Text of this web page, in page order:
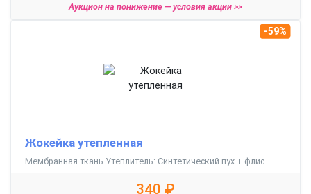
Аукцион на понижение — условия акции >>
-59%
Жокейка утепленная
Мембранная ткань Утеплитель: Синтетический пух + флис
340 ₽